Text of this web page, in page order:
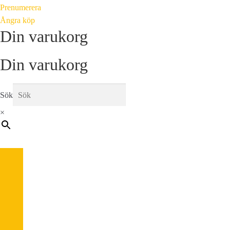
Prenumerera
Ångra köp
Din varukorg
Din varukorg
Sök
×